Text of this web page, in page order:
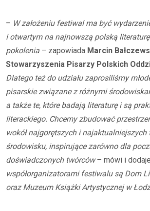
– W założeniu festiwal ma być
i otwartym na najnowszą polską literaturę
pokolenia – zapowiada Marcin
Stowarzyszenia Pisarzy Polskich
Dlatego też do udziału zaprosiliśmy
pisarskie związane z różnymi
a także te, które badają literaturę i są
literackiego. Chcemy zbudować
wokół najgorętszych i najaktualniejszych
środowisku, inspirujące zarówno dla
doświadczonych twórców– mówi i
współorganizatorami festiwalu są Dom
oraz Muzeum Książki Artystycznej w